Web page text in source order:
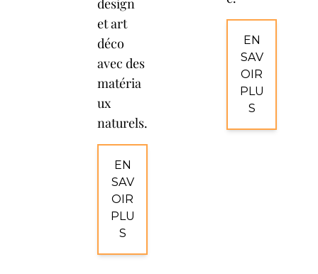
design
et art
déco
avec des
matéria
ux
naturels.
EN
SAV
OIR
PLU
S
EN
SAV
OIR
PLU
S